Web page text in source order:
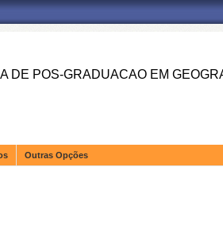
DE POS-GRADUACAO EM
Outras Opções